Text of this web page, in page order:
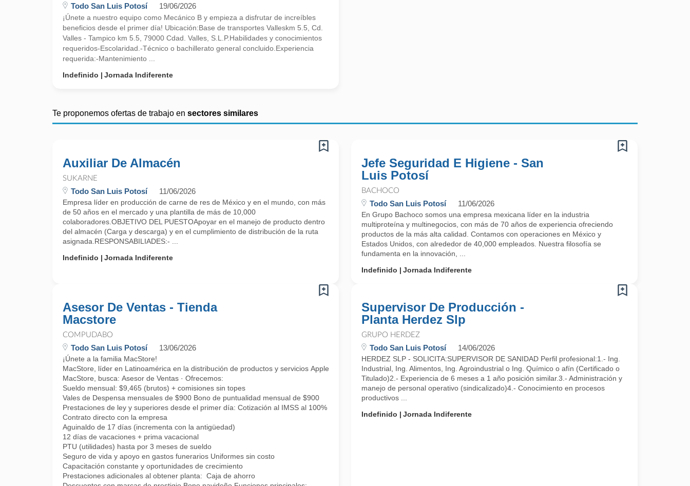
Todo San Luis Potosí 19/06/2026
¡Únete a nuestro equipo como Mecánico B y empieza a disfrutar de increíbles
beneficios desde el primer día! Ubicación:Base de transportes Valleskm 5.5, Cd.
Valles - Tampico km 5.5, 79000 Cdad. Valles, S.L.P.Habilidades y conocimientos
requeridos-Escolaridad.-Técnico o bachillerato general concluido.Experiencia
requerida:-Mantenimiento ...
Indefinido
Jornada Indiferente
Te proponemos ofertas de trabajo en sectores similares
Auxiliar De Almacén
SUKARNE
Todo San Luis Potosí 11/06/2026
Empresa líder en producción de carne de res de México y en el mundo, con más
de 50 años en el mercado y una plantilla de más de 10,000
colaboradores.OBJETIVO DEL PUESTOApoyar en el manejo de producto dentro
del almacén (Carga y descarga) y en el cumplimiento de distribución de la ruta
asignada.RESPONSABILIADES:- ...
Indefinido
Jornada Indiferente
Jefe Seguridad E Higiene - San
Luis Potosí
BACHOCO
Todo San Luis Potosí 11/06/2026
En Grupo Bachoco somos una empresa mexicana líder en la industria
multiproteína y multinegocios, con más de 70 años de experiencia ofreciendo
productos de la más alta calidad. Contamos con operaciones en México y
Estados Unidos, con alrededor de 40,000 empleados. Nuestra filosofía se
fundamenta en la innovación, ...
Indefinido
Jornada Indiferente
Asesor De Ventas - Tienda
Macstore
COMPUDABO
Todo San Luis Potosí 13/06/2026
¡Únete a la familia MacStore!
MacStore, líder en Latinoamérica en la distribución de productos y servicios Apple (Apple Premium Reseller APR), te invita a formar parte del mejor equipo de trabajo.
MacStore, busca: Asesor de Ventas · Ofrecemos:
Sueldo mensual: $9,465 (brutos) + comisiones sin topes
Vales de Despensa mensuales de $900 Bono de puntualidad mensual de $900
Prestaciones de ley y superiores desde el primer día: Cotización al IMSS al 100%
Contrato directo con la empresa
Aguinaldo de 17 días (incrementa con la antigüedad)
12 días de vacaciones + prima vacacional
PTU (utilidades) hasta por 3 meses de sueldo
Seguro de vida y apoyo en gastos funerarios Uniformes sin costo
Capacitación constante y oportunidades de crecimiento
Prestaciones adicionales al obtener planta: Caja de ahorro
Supervisor De Producción -
Planta Herdez Slp
GRUPO HERDEZ
Todo San Luis Potosí 14/06/2026
HERDEZ SLP - SOLICITA:SUPERVISOR DE SANIDAD Perfil profesional:1.- Ing.
Industrial, Ing. Alimentos, Ing. Agroindustrial o Ing. Químico o afín (Certificado o
Titulado)2.- Experiencia de 6 meses a 1 año posición similar.3.- Administración y
manejo de personal operativo (sindicalizado)4.- Conocimiento en procesos
productivos ...
Indefinido
Jornada Indiferente